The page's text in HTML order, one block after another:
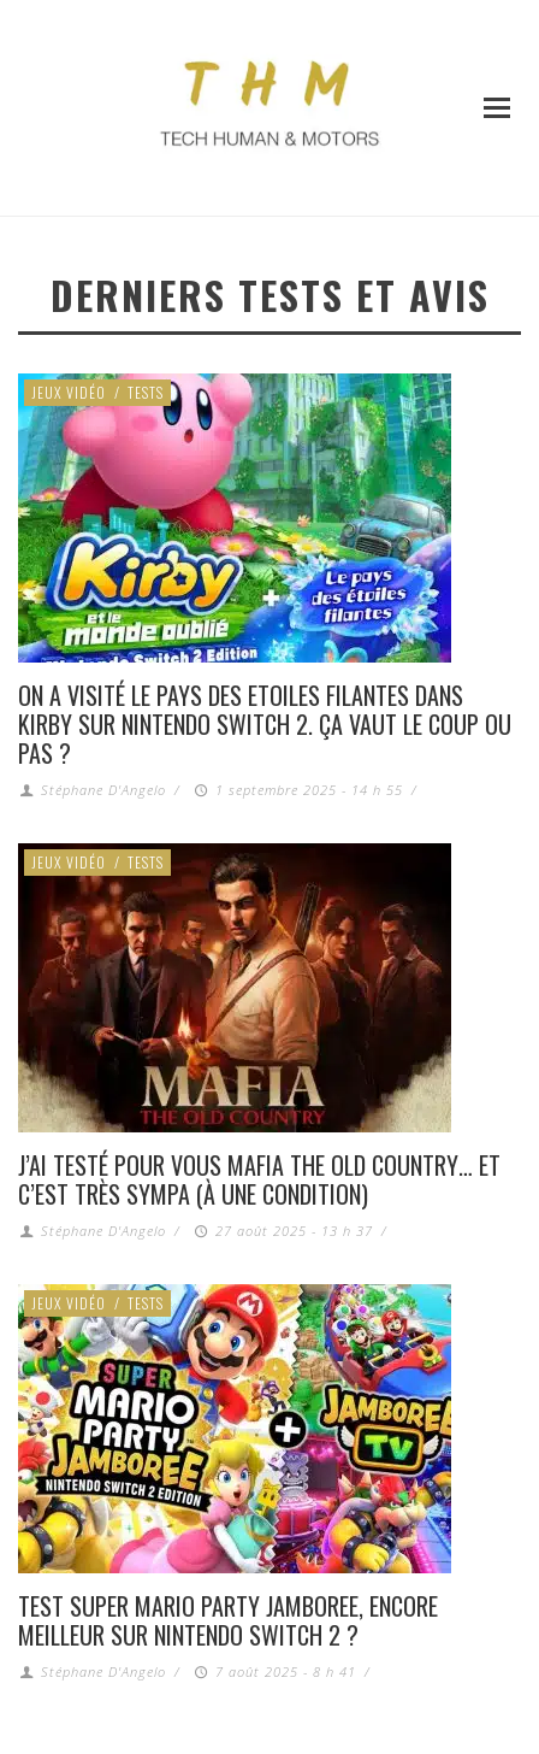
DERNIERS TESTS ET AVIS
JEUX VIDÉO / TESTS
ON A VISITÉ LE PAYS DES ETOILES FILANTES DANS
KIRBY SUR NINTENDO SWITCH 2. ÇA VAUT LE COUP OU
PAS ?
Stéphane D'Angelo / 1 septembre 2025 - 14 h 55 /
JEUX VIDÉO / TESTS
J’AI TESTÉ POUR VOUS MAFIA THE OLD COUNTRY… ET
C’EST TRÈS SYMPA (À UNE CONDITION)
Stéphane D'Angelo / 27 août 2025 - 13 h 37 /
JEUX VIDÉO / TESTS
TEST SUPER MARIO PARTY JAMBOREE, ENCORE
MEILLEUR SUR NINTENDO SWITCH 2 ?
Stéphane D'Angelo / 7 août 2025 - 8 h 41 /